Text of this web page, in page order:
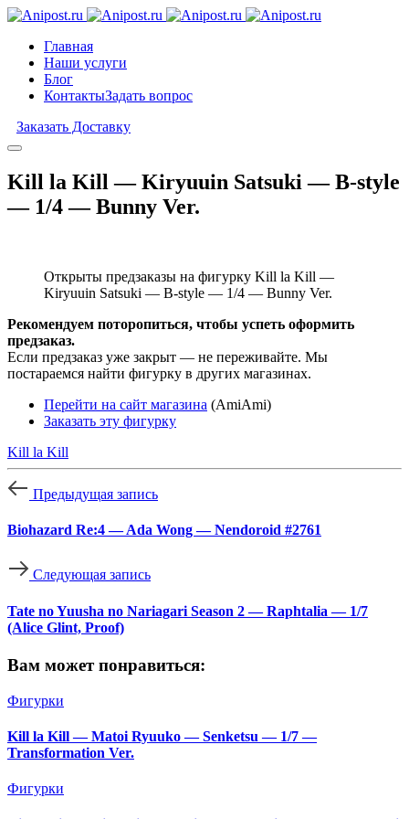
Главная
Наши услуги
Блог
КонтактыЗадать вопрос
Заказать Доставку
Kill la Kill — Kiryuuin Satsuki — B-style
— 1/4 — Bunny Ver.
Открыты предзаказы на фигурку Kill la Kill —
Kiryuuin Satsuki — B-style — 1/4 — Bunny Ver.
Рекомендуем поторопиться, чтобы успеть оформить
предзаказ.
Если предзаказ уже закрыт — не переживайте. Мы
постараемся найти фигурку в других магазинах.
Перейти на сайт магазина (AmiAmi)
Заказать эту фигурку
Kill la Kill
Предыдущая запись
Biohazard Re:4 — Ada Wong — Nendoroid #2761
Следующая запись
Tate no Yuusha no Nariagari Season 2 — Raphtalia — 1/7
(Alice Glint, Proof)
Вам может понравиться:
Фигурки
Kill la Kill — Matoi Ryuuko — Senketsu — 1/7 —
Transformation Ver.
Фигурки